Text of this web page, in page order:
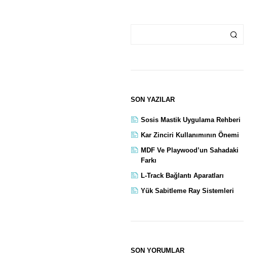
SON YAZILAR
Sosis Mastik Uygulama Rehberi
Kar Zinciri Kullanımının Önemi
MDF Ve Playwood’un Sahadaki
Farkı
L-Track Bağlantı Aparatları
Yük Sabitleme Ray Sistemleri
SON YORUMLAR